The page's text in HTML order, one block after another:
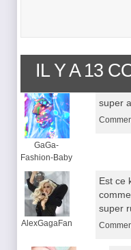
IL Y A 13
GaGa-
Fashion-Baby
super
AlexGagaFan
Est ce
super